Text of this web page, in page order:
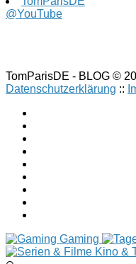
@YouTube
TomParisDE - BLOG ©
Datenschutzerklärung ::
Gaming
Kino &